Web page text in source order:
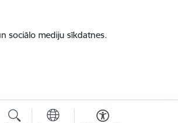
sociālo mediju sīkdatnes.